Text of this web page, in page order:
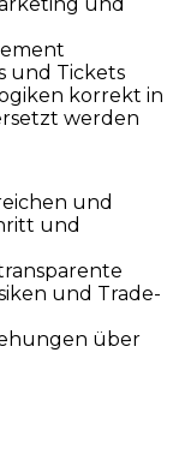
und Tickets
korrekt in
werden
und
und
und Trade-
über